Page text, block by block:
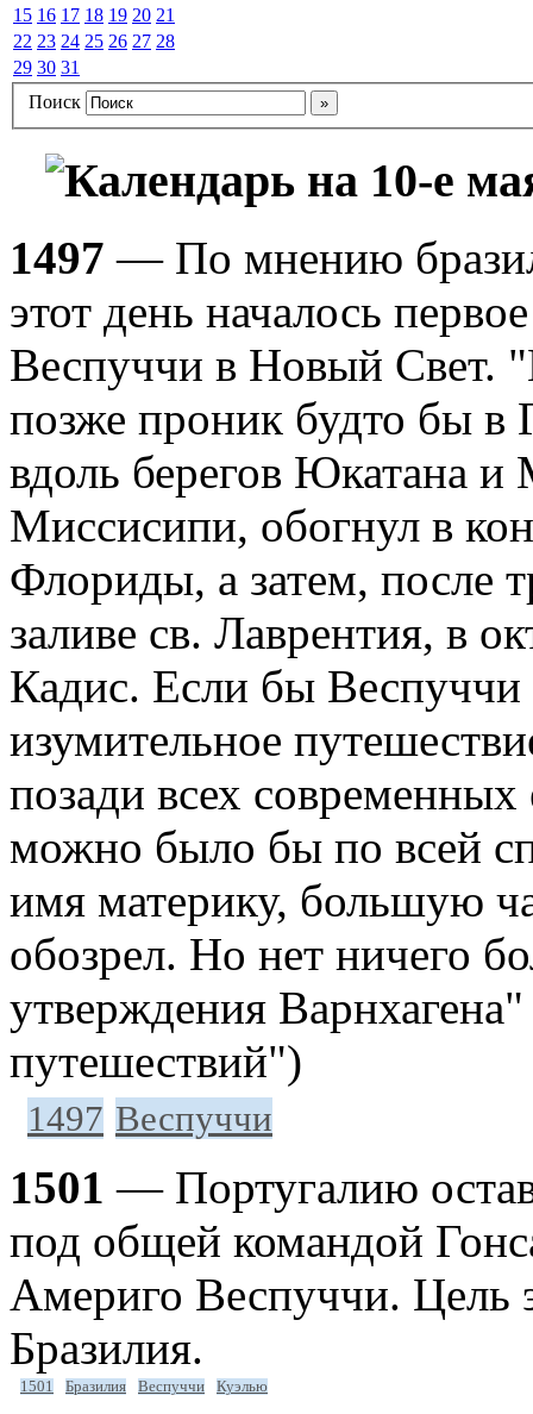
15 16 17 18 19 20 21
22 23 24 25 26 27 28
29 30 31
Поиск
Календарь на 10-е
1497 — По мнению
этот день началось
Веспуччи в Новый Свет.
позже проник будто бы в
вдоль берегов Юкатана и
Миссисипи, обогнул в
Флориды, а затем, после
заливе св. Лаврентия, в
Кадис. Если бы Веспуччи
изумительное
позади всех
можно было бы по всей
имя материку, большую
обозрел. Но нет ничего
утверждения
путешествий")
1497 Веспуччи
1501 — Португалию
под общей командой
Америго Веспуччи. Цель
Бразилия.
1501 Бразилия Веспуччи Куэлью